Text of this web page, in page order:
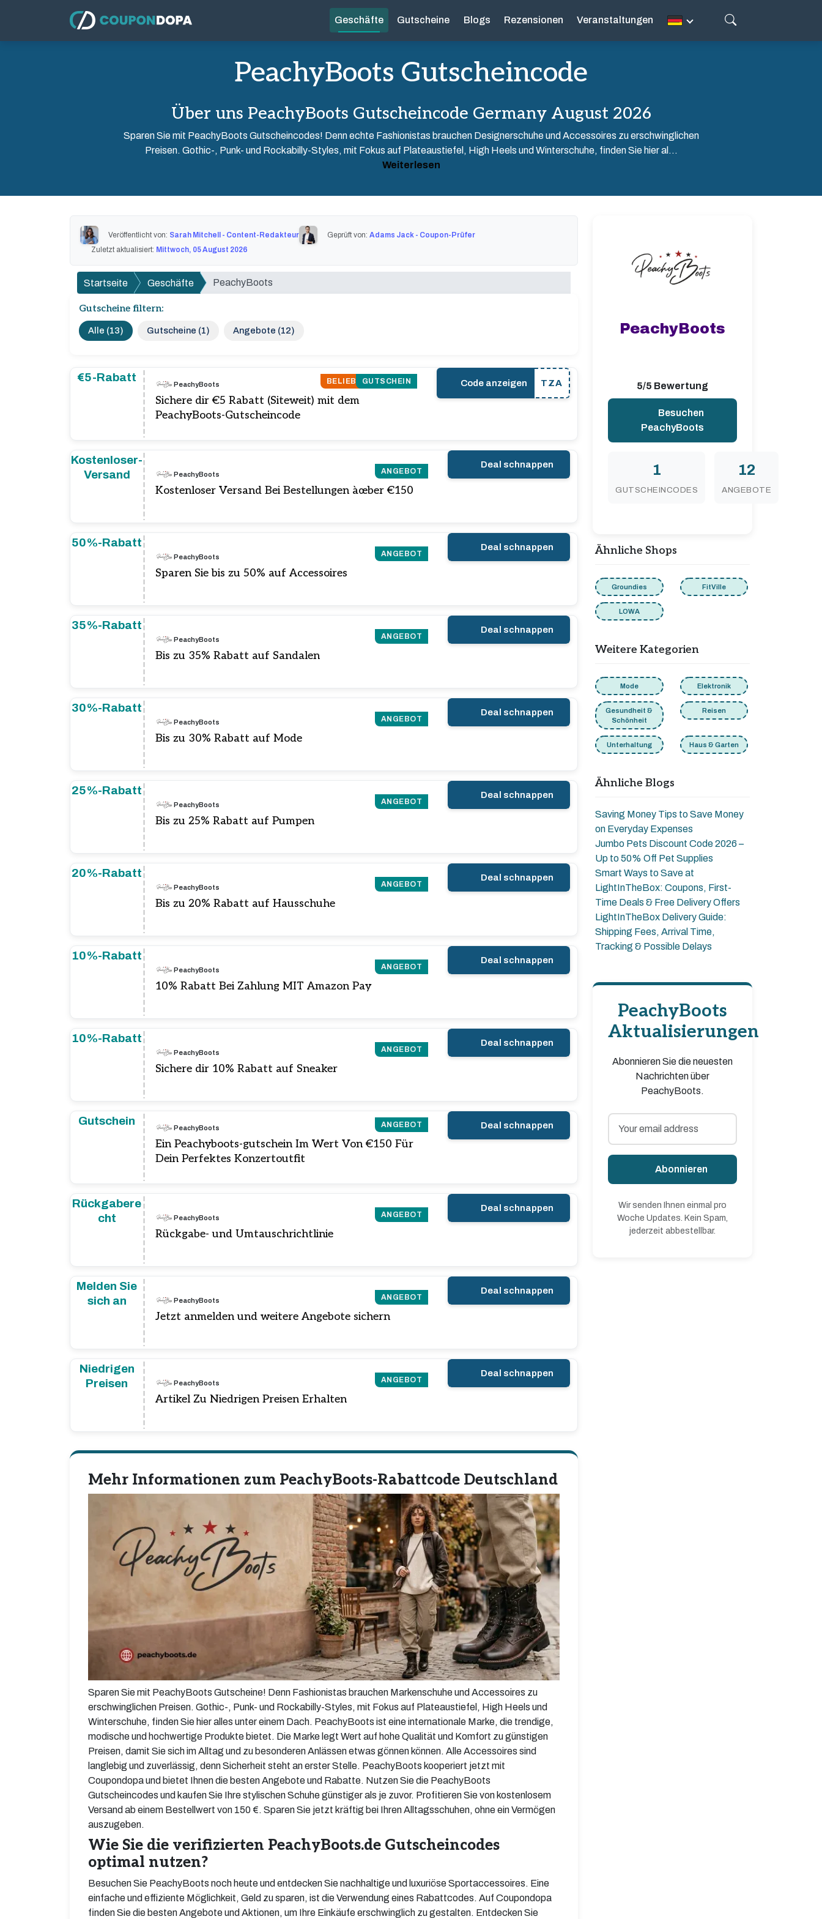
Geschäfte Gutscheine Blogs Rezensionen Veranstaltungen
PeachyBoots Gutscheincode
Über uns PeachyBoots Gutscheincode Germany August 2026
Sparen Sie mit PeachyBoots Gutscheincodes! Denn echte Fashionistas brauchen Designerschuhe und Accessoires zu erschwinglichen
Preisen. Gothic-, Punk- und Rockabilly-Styles, mit Fokus auf Plateaustiefel, High Heels und Winterschuhe, finden Sie hier al...
Weiterlesen
Veröffentlicht von: Sarah Mitchell - Content-Redakteur Geprüft von: Adams Jack - Coupon-Prüfer
Zuletzt aktualisiert: Mittwoch, 05 August 2026
Startseite Geschäfte PeachyBoots
Gutscheine filtern:
Alle (13) Gutscheine (1) Angebote (12)
€5-Rabatt BELIEBT GUTSCHEIN
PeachyBoots
Sichere dir €5 Rabatt (Siteweit) mit dem
PeachyBoots-Gutscheincode
Code anzeigen TZA
Kostenloser-
Versand
ANGEBOT
PeachyBoots
Kostenloser Versand Bei Bestellungen àœber €150
Deal schnappen
50%-Rabatt
ANGEBOT
PeachyBoots
Sparen Sie bis zu 50% auf Accessoires
Deal schnappen
35%-Rabatt
ANGEBOT
PeachyBoots
Bis zu 35% Rabatt auf Sandalen
Deal schnappen
30%-Rabatt
ANGEBOT
PeachyBoots
Bis zu 30% Rabatt auf Mode
Deal schnappen
25%-Rabatt
ANGEBOT
PeachyBoots
Bis zu 25% Rabatt auf Pumpen
Deal schnappen
20%-Rabatt
ANGEBOT
PeachyBoots
Bis zu 20% Rabatt auf Hausschuhe
Deal schnappen
10%-Rabatt
ANGEBOT
PeachyBoots
10% Rabatt Bei Zahlung MIT Amazon Pay
Deal schnappen
10%-Rabatt
ANGEBOT
PeachyBoots
Sichere dir 10% Rabatt auf Sneaker
Deal schnappen
Gutschein ANGEBOT
PeachyBoots
Ein Peachyboots-gutschein Im Wert Von €150 Für
Dein Perfektes Konzertoutfit
Deal schnappen
Rückgabere
cht
ANGEBOT
PeachyBoots
Rückgabe- und Umtauschrichtlinie
Deal schnappen
Melden Sie
sich an
ANGEBOT
PeachyBoots
Jetzt anmelden und weitere Angebote sichern
Deal schnappen
Niedrigen
Preisen
ANGEBOT
PeachyBoots
Artikel Zu Niedrigen Preisen Erhalten
Deal schnappen
Mehr Informationen zum PeachyBoots-Rabattcode Deutschland
Sparen Sie mit PeachyBoots Gutscheine! Denn Fashionistas brauchen Markenschuhe und Accessoires zu
erschwinglichen Preisen. Gothic-, Punk- und Rockabilly-Styles, mit Fokus auf Plateaustiefel, High Heels und
Winterschuhe, finden Sie hier alles unter einem Dach. PeachyBoots ist eine internationale Marke, die trendige,
modische und hochwertige Produkte bietet. Die Marke legt Wert auf hohe Qualität und Komfort zu günstigen
Preisen, damit Sie sich im Alltag und zu besonderen Anlässen etwas gönnen können. Alle Accessoires sind
langlebig und zuverlässig, denn Sicherheit steht an erster Stelle. PeachyBoots kooperiert jetzt mit
Coupondopa und bietet Ihnen die besten Angebote und Rabatte. Nutzen Sie die PeachyBoots
Gutscheincodes und kaufen Sie Ihre stylischen Schuhe günstiger als je zuvor. Profitieren Sie von kostenlosem
Versand ab einem Bestellwert von 150 €. Sparen Sie jetzt kräftig bei Ihren Alltagsschuhen, ohne ein Vermögen
auszugeben.
Wie Sie die verifizierten PeachyBoots.de Gutscheincodes
optimal nutzen?
Besuchen Sie PeachyBoots noch heute und entdecken Sie nachhaltige und luxuriöse Sportaccessoires. Eine
einfache und effiziente Möglichkeit, Geld zu sparen, ist die Verwendung eines Rabattcodes. Auf Coupondopa
finden Sie die besten Angebote und Aktionen, um Ihre Einkäufe erschwinglich zu gestalten. Entdecken Sie
PeachyBoots
5/5 Bewertung
Besuchen
PeachyBoots
1
GUTSCHEINCODES
12
ANGEBOTE
Ähnliche Shops
Groundies FitVille
LOWA
Weitere Kategorien
Mode Elektronik
Gesundheit &
Schönheit
Reisen
Unterhaltung Haus & Garten
Ähnliche Blogs
Saving Money Tips to Save Money
on Everyday Expenses
Jumbo Pets Discount Code 2026 –
Up to 50% Off Pet Supplies
Smart Ways to Save at
LightInTheBox: Coupons, First-
Time Deals & Free Delivery Offers
LightInTheBox Delivery Guide:
Shipping Fees, Arrival Time,
Tracking & Possible Delays
PeachyBoots
Aktualisierungen
Abonnieren Sie die neuesten
Nachrichten über
PeachyBoots.
Abonnieren
Wir senden Ihnen einmal pro
Woche Updates. Kein Spam,
jederzeit abbestellbar.